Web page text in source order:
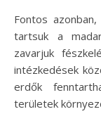
Fontos
tartsuk a
zavarjuk
intézkedések
erdők
területek